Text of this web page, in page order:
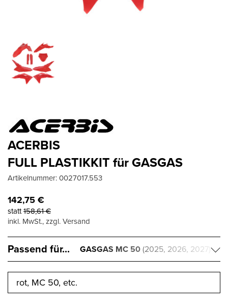
ACERBIS
FULL PLASTIKKIT für GASGAS
Artikelnummer:0027017.553
142,75€
statt158,61€
inkl. MwSt., zzgl. Versand
Passend für... GASGAS MC 50(2025, 2026, 2027)
rot, MC 50, etc.